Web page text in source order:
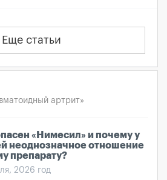
Еще статьи
артрит»
«Нимесил» и почему у
неоднозначное отношение
препарату?
2026 год